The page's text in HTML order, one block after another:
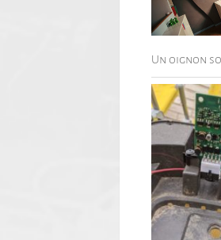
Un oignon